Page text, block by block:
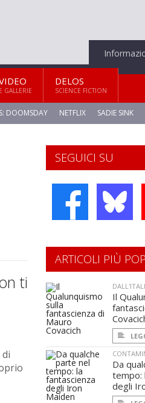
E GALLERIE
DELOS
SCIENCE FICTION
DOOMSDAY NETFLIX SADIE SINK
ti
SEGUICI SU
ARTICOLI PIÙ
Il
Da
tempo:
degli